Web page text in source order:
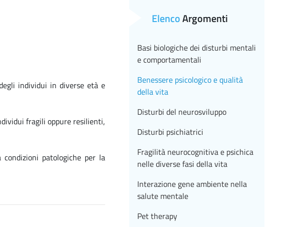
individui in diverse età e
fragili oppure resilienti,
patologiche per la
ElencoArgomenti
Basi biologiche dei disturbi mentali
e comportamentali
Benessere psicologico e qualità
della vita
Disturbi del neurosviluppo
Disturbi psichiatrici
Fragilità neurocognitiva e psichica
nelle diverse fasi della vita
Interazione gene ambiente nella
salute mentale
Pet therapy